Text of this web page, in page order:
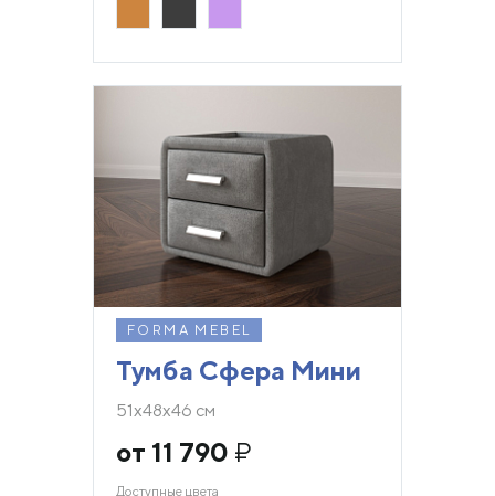
FORMA MEBEL
Тумба Сфера Мини
51х48х46 см
от 11 790 ₽
Доступные цвета